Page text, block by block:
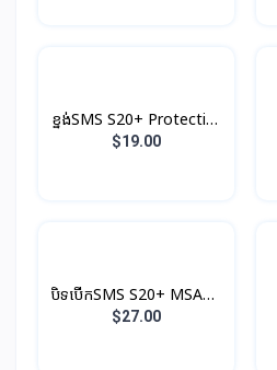
ខ្នង់SMS S20+ Protective
Original
$19.00
បិទបើកSMS S20+ MSART
Clear View Original
$27.00